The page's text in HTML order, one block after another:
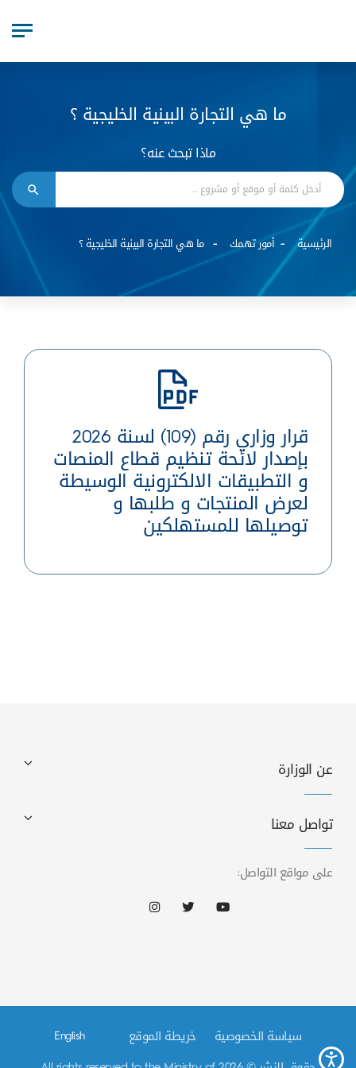
ما هي التجارة البينية الخليجية ؟
ماذا تبحث عنه؟
الرئيسية أمور تهمك ما هي التجارة البينية الخليجية ؟
قرار وزاري رقم (109) لسنة 2026
بإصدار لائحة تنظيم قطاع المنصات
و التطبيقات الالكترونية الوسيطة
لعرض المنتجات و طلبها و
توصيلها للمستهلكين
عن الوزارة
تواصل معنا
على مواقع التواصل:
سياسة الخصوصية خريطة الموقع English